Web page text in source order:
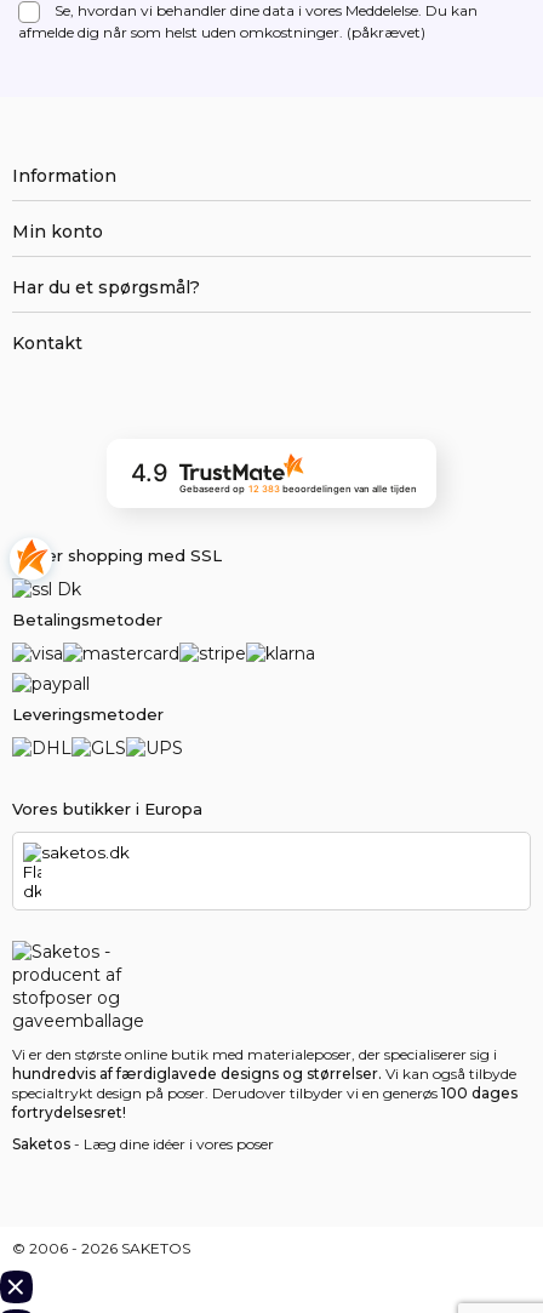
Se, hvordan vi behandler dine data i vores Meddelelse. Du kan
afmelde dig når som helst uden omkostninger. (påkrævet)
Vi er den største online butik med materialeposer, der specialiserer sig i
hundredvis af færdiglavede designs og størrelser. Vi kan også tilbyde
specialtrykt design på poser. Derudover tilbyder vi en generøs 100 dages
fortrydelsesret!
Saketos - Læg dine idéer i vores poser
Vores butikker i Europa
saketos.dk
Information
Min konto
Har du et spørgsmål?
Kontakt
4.9
Gebaseerd op 12 383 beoordelingenvan alle tijden
Sikker shopping med SSL
Betalingsmetoder
Leveringsmetoder
© 2006 - 2026 SAKETOS